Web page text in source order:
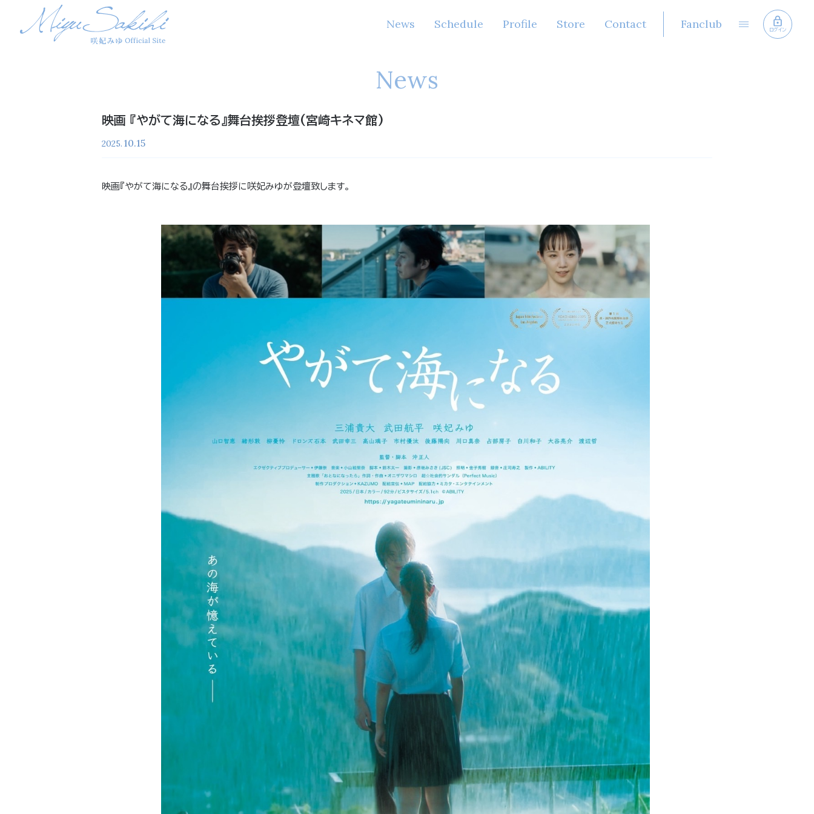
News Schedule Profile Store Contact Fanclub ログイン
News
映画 『やがて海になる』舞台挨拶登壇(宮崎キネマ館)
2025. 10.15
映画『やがて海になる』の舞台挨拶に咲妃みゆが登壇致します。